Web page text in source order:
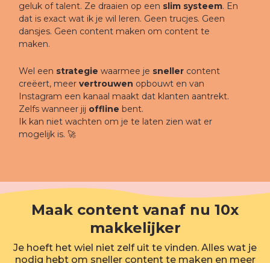
geluk of talent. Ze draaien op een slim systeem. En
dat is exact wat ik je wil leren. Geen trucjes. Geen
dansjes. Geen content maken om content te
maken.
Wel een strategie waarmee je sneller content
creëert, meer vertrouwen opbouwt en van
Instagram een kanaal maakt dat klanten aantrekt.
Zelfs wanneer jij offline bent.
Ik kan niet wachten om je te laten zien wat er
mogelijk is. 🚀
Maak content vanaf nu 10x
makkelijker
Je hoeft het wiel niet zelf uit te vinden. Alles wat je
nodig hebt om sneller content te maken en meer